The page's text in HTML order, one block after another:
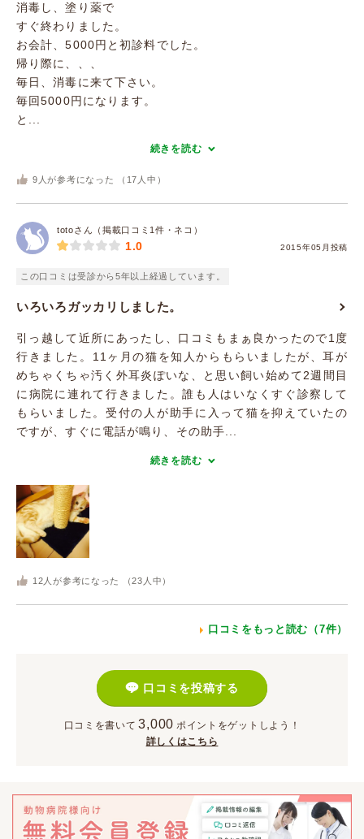
消毒し、塗り薬で
すぐ終わりました。
お会計、5000円と初診料でした。
帰り際に、、、
毎日、消毒に来て下さい。
毎回5000円になります。
と...
続きを読む
9 人が参考になった （ 17 人中）
totoさん（掲載口コミ1件・ネコ）
2015年05月投稿
1.0
この口コミは受診から5年以上経過しています。
いろいろガッカリしました。
引っ越して近所にあったし、口コミもまぁ良かったので1度
行きました。11ヶ月の猫を知人からもらいましたが、耳が
めちゃくちゃ汚く外耳炎ぽいな、と思い飼い始めて2週間目
に病院に連れて行きました。誰も人はいなくすぐ診察して
もらいました。受付の人が助手に入って猫を抑えていたの
ですが、すぐに電話が鳴り、その助手...
続きを読む
12 人が参考になった （23 人中）
口コミをもっと読む（7件）
口コミを投稿する
口コミを書いて 3,000 ポイント をゲットしよう！
詳しくはこちら